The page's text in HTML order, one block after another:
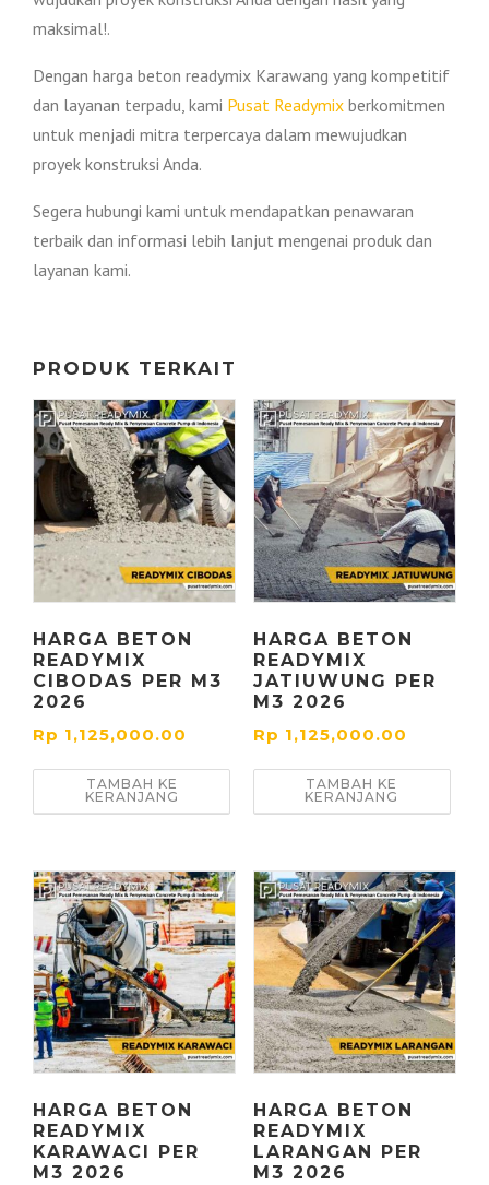
maksimal!.
Dengan harga beton readymix Karawang yang kompetitif
dan layanan terpadu, kami Pusat Readymix berkomitmen
untuk menjadi mitra terpercaya dalam mewujudkan
proyek konstruksi Anda.
Segera hubungi kami untuk mendapatkan penawaran
terbaik dan informasi lebih lanjut mengenai produk dan
layanan kami.
PRODUK TERKAIT
HARGA BETON
READYMIX
CIBODAS PER M3
2026
Rp 1,125,000.00
TAMBAH KE
KERANJANG
HARGA BETON
READYMIX
JATIUWUNG PER
M3 2026
Rp 1,125,000.00
TAMBAH KE
KERANJANG
HARGA BETON
READYMIX
KARAWACI PER
M3 2026
HARGA BETON
READYMIX
LARANGAN PER
M3 2026